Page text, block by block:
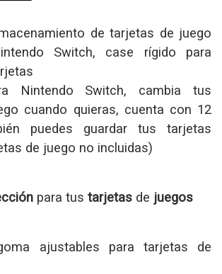
de tarjetas de juego
Switch, case rígido para
Nintendo Switch, cambia tus
cuando quieras, cuenta con 12
puedes guardar tus tarjetas
de juego no incluidas)
para tus tarjetas de juegos
ajustables para tarjetas de